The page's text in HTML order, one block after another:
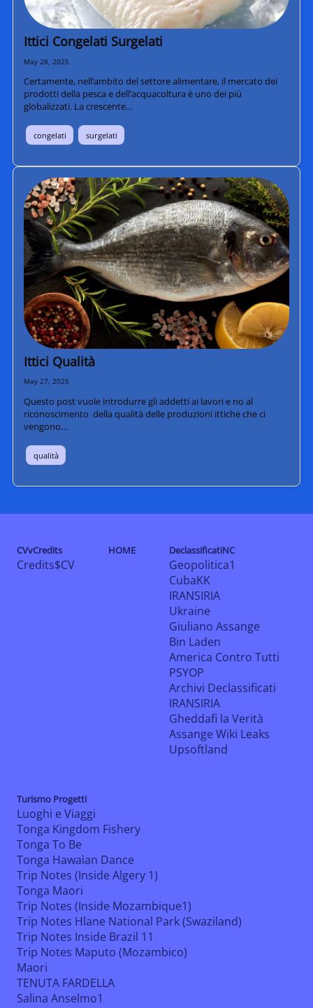
Ittici Congelati Surgelati
May 28, 2025
Certamente, nell’ambito del settore alimentare, il mercato dei
prodotti della pesca e dell’acquacoltura è uno dei più
globalizzati. La crescente…
congelati surgelati
Ittici Qualità
May 27, 2025
Questo post vuole introdurre gli addetti ai lavori e no al
riconoscimento della qualità delle produzioni ittiche che ci
vengono…
qualità
CVvCredits
Credits$CV
HOME DeclassificatiNC
Geopolitica1
CubaKK
IRANSIRIA
Ukraine
Giuliano Assange
Bin Laden
America Contro Tutti
PSYOP
Archivi Declassificati
IRANSIRIA
Gheddafi la Verità
Assange Wiki Leaks
Upsoftland
Turismo Progetti
Luoghi e Viaggi
Tonga Kingdom Fishery
Tonga To Be
Tonga Hawaìan Dance
Trip Notes (Inside Algery 1)
Tonga Maori
Trip Notes (Inside Mozambique1)
Trip Notes Hlane National Park (Swaziland)
Trip Notes Inside Brazil 11
Trip Notes Maputo (Mozambico)
Maori
TENUTA FARDELLA
Salina Anselmo1